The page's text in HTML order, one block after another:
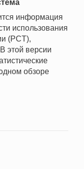
информация
использования
(PCT),
этой версии
обзоре